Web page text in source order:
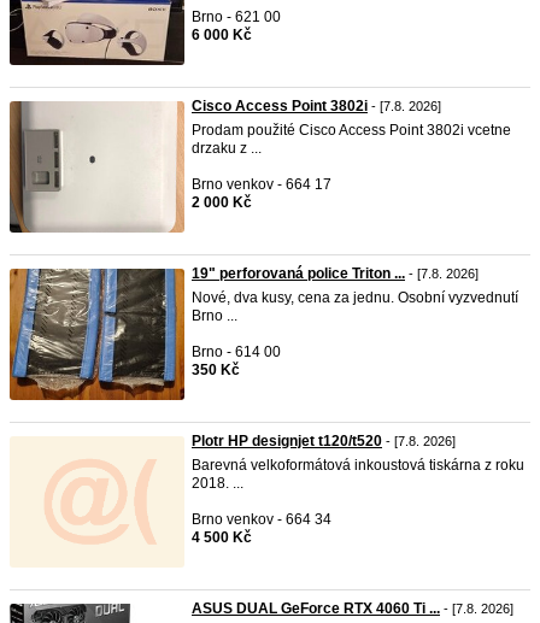
Brno - 621 00
6 000 Kč
Cisco Access Point 3802i - [7.8. 2026]
Prodam použité Cisco Access Point 3802i vcetne
drzaku z ...
Brno venkov - 664 17
2 000 Kč
19" perforovaná police Triton ... - [7.8. 2026]
Nové, dva kusy, cena za jednu. Osobní vyzvednutí
Brno ...
Brno - 614 00
350 Kč
Plotr HP designjet t120/t520 - [7.8. 2026]
Barevná velkoformátová inkoustová tiskárna z roku
2018. ...
Brno venkov - 664 34
4 500 Kč
ASUS DUAL GeForce RTX 4060 Ti ... - [7.8. 2026]